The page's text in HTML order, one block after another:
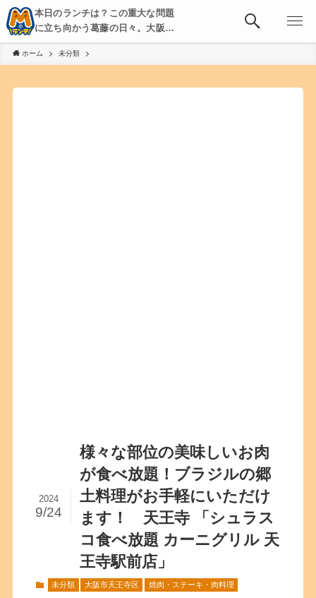
本日のランチは？この重大な問題
に立ち向かう葛藤の日々。大阪・
京都・神戸を中心とした食べ歩
き、飲み歩きを綴る。
ホーム 未分類
様々な部位の美味しいお肉
が食べ放題！ブラジルの郷
土料理がお手軽にいただけ
ます！ 天王寺 「シュラス
コ食べ放題 カーニグリル 天
王寺駅前店」
2024
9/24
未分類 大阪市天王寺区 焼肉・ステーキ・肉料理